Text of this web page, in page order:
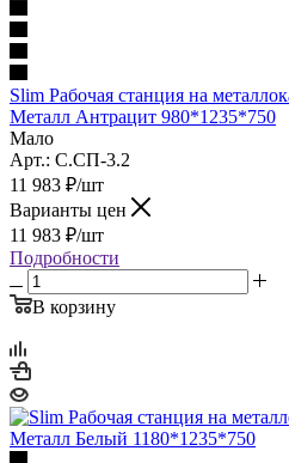
Slim Рабочая станция на
Металл Антрацит 980*1235*750
Мало
Арт.: С.СП-3.2
11 983 ₽/шт
Варианты цен
11 983 ₽/шт
Подробности
В корзину